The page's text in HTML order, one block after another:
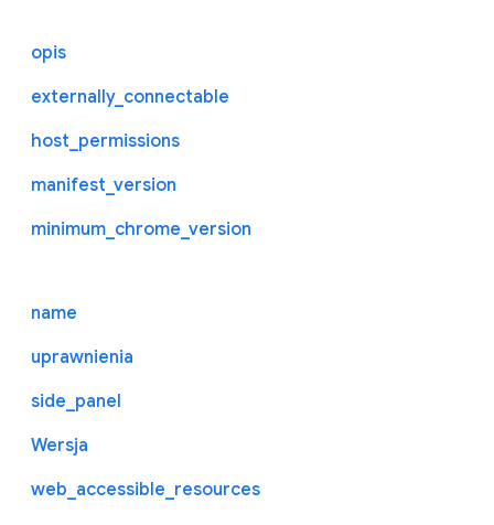
opis
externally_connectable
host_permissions
manifest_version
minimum_chrome_version
name
uprawnienia
side_panel
Wersja
web_accessible_resources